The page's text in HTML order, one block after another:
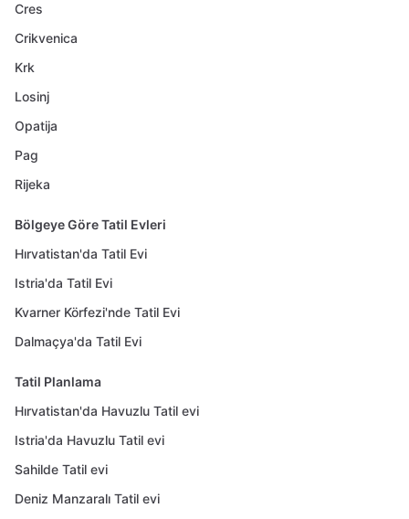
Cres
Crikvenica
Krk
Losinj
Opatija
Pag
Rijeka
Bölgeye Göre Tatil Evleri
Hırvatistan'da Tatil Evi
Istria'da Tatil Evi
Kvarner Körfezi'nde Tatil Evi
Dalmaçya'da Tatil Evi
Tatil Planlama
Hırvatistan'da Havuzlu Tatil evi
Istria'da Havuzlu Tatil evi
Sahilde Tatil evi
Deniz Manzaralı Tatil evi